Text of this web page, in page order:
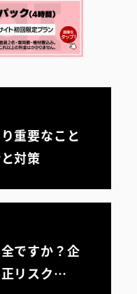
重要なこと
対策
ですか？企
正リスク…